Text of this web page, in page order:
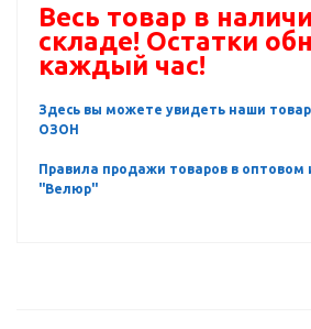
Весь товар в
складе! Остатки
каждый час!
Здесь вы можете увидеть наши
ОЗОН
Правила продажи товаров в оптовом
"Велюр"